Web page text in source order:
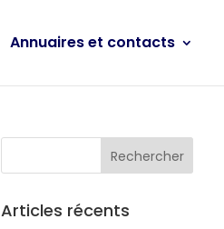
Annuaires et contacts
Articles récents